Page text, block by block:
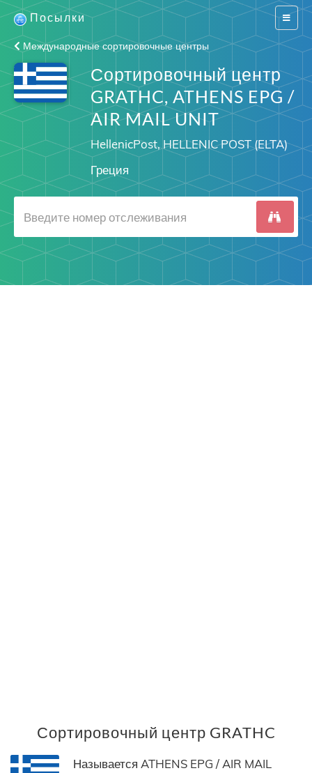
Switch
Посылки
Международные сортировочные центры
Сортировочный центр
GRATHC, ATHENS EPG /
AIR MAIL UNIT
HellenicPost, HELLENIC POST (ELTA)
Греция
Сортировочный центр GRATHC
Называется ATHENS EPG / AIR MAIL